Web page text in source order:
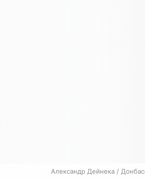
Александр Дейнека /